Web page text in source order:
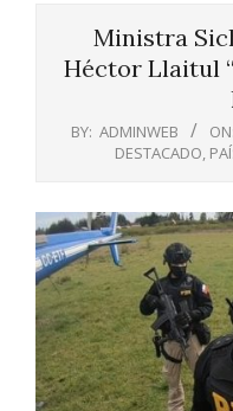
Ministra
Héctor Llaitul
BY: ADMINWEB ON:
DESTACADO,